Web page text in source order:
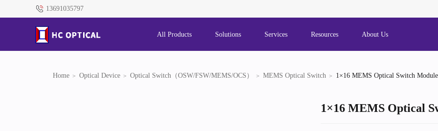
13691035797
All Products Solutions Services Resources About Us
Home Optical Device Optical Switch（OSW/FSW/MEMS/OCS） MEMS Optical Switch 1×16 MEMS Optical Switch Module
1×16 MEMS Optical